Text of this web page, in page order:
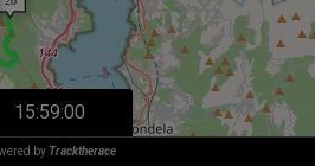
by Tracktherace
15:59:00